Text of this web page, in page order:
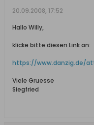
20.09.2008, 17:52
Hallo Willy,
klicke bitte diesen Link an:
https://www.danzig.de/
Viele Gruesse
Siegfried